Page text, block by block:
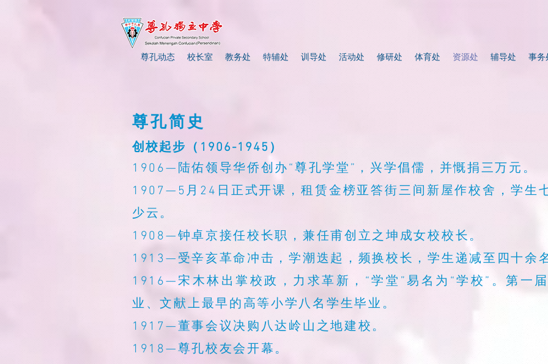
尊孔动态 校长室 教务处 特辅处 训导处 活动处 修研处 体育处 资源处 辅导处 事务
尊孔简史
创校起步（1906-1945）
1906—陆佑领导华侨创办“尊孔学堂”，兴学倡儒，并慨捐三万元。
1907—5月24日正式开课，租赁金榜亚答街三间新屋作校舍，学生
少云。
1908—钟卓京接任校长职，兼任甫创立之坤成女校校长。
1913—受辛亥革命冲击，学潮迭起，频换校长，学生递减至四十余
1916—宋木林出掌校政，力求革新，“学堂”易名为“学校”。第一
业、文献上最早的高等小学八名学生毕业。
1917—董事会议决购八达岭山之地建校。
1918—尊孔校友会开幕。